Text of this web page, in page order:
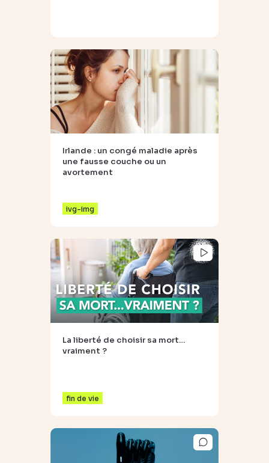
Irlande : un congé maladie après
une fausse couche ou un
avortement
ivg-img
La liberté de choisir sa mort…
vraiment ?
fin de vie